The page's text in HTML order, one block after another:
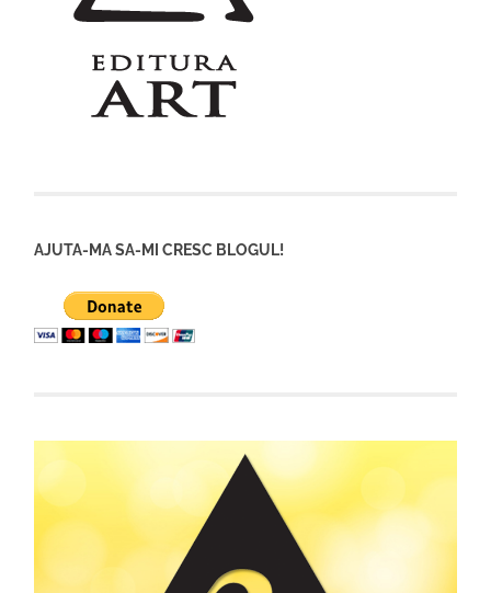
AJUTA-MA SA-MI CRESC BLOGUL!